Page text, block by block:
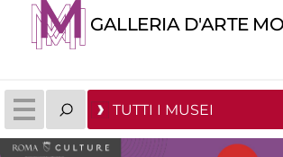
GALLERIA D'ARTE
TUTTI I MUSEI